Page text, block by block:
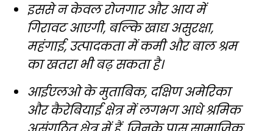
इससे न केवल रोजगार और आय में
गिरावट आएगी, बल्कि खाद्य असुरक्षा,
महंगाई, उत्पादकता में कमी और बाल श्रम
का खतरा भी बढ़ सकता है।
आईएलओ के मुताबिक, दक्षिण अमेरिका
और कैरेबियाई क्षेत्र में लगभग आधे श्रमिक